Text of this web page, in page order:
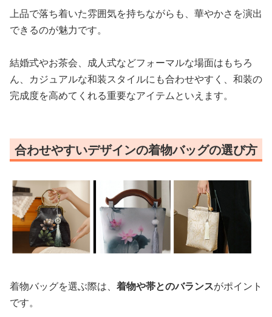
上品で落ち着いた雰囲気を持ちながらも、華やかさを演出
できるのが魅力です。
結婚式やお茶会、成人式などフォーマルな場面はもちろ
ん、カジュアルな和装スタイルにも合わせやすく、和装の
完成度を高めてくれる重要なアイテムといえます。
合わせやすいデザインの着物バッグの選び方
着物バッグを選ぶ際は、 着物や帯とのバランスがポイント
です。